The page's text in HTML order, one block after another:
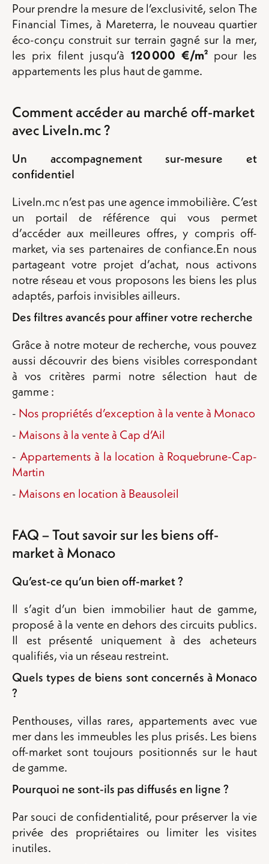
Pour prendre la mesure de l’exclusivité, selon The
Financial Times, à Mareterra, le nouveau quartier
éco-conçu construit sur terrain gagné sur la mer,
les prix filent jusqu’à 120 000 €/m² pour les
appartements les plus haut de gamme.
Comment accéder au marché off-market
avec LiveIn.mc ?
Un accompagnement sur-mesure et
confidentiel
LiveIn.mc n’est pas une agence immobilière. C’est
un portail de référence qui vous permet
d’accéder aux meilleures offres, y compris off-
market, via ses partenaires de confiance.En nous
partageant votre projet d’achat, nous activons
notre réseau et vous proposons les biens les plus
adaptés, parfois invisibles ailleurs.
Des filtres avancés pour affiner votre recherche
Grâce à notre moteur de recherche, vous pouvez
aussi découvrir des biens visibles correspondant
à vos critères parmi notre sélection haut de
gamme :
- Nos propriétés d’exception à la vente à Monaco
- Maisons à la vente à Cap d’Ail
- Appartements à la location à Roquebrune-Cap-
Martin
- Maisons en location à Beausoleil
FAQ – Tout savoir sur les biens off-
market à Monaco
Qu’est-ce qu’un bien off-market ?
Il s’agit d’un bien immobilier haut de gamme,
proposé à la vente en dehors des circuits publics.
Il est présenté uniquement à des acheteurs
qualifiés, via un réseau restreint.
Quels types de biens sont concernés à Monaco
?
Penthouses, villas rares, appartements avec vue
mer dans les immeubles les plus prisés. Les biens
off-market sont toujours positionnés sur le haut
de gamme.
Pourquoi ne sont-ils pas diffusés en ligne ?
Par souci de confidentialité, pour préserver la vie
privée des propriétaires ou limiter les visites
inutiles.